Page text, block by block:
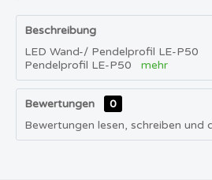
Beschreibung
LED Wand-/ Pendelprofil LE-P50
Pendelprofil LE-P50 mehr
Bewertungen
0
Bewertungen lesen, schreiben und